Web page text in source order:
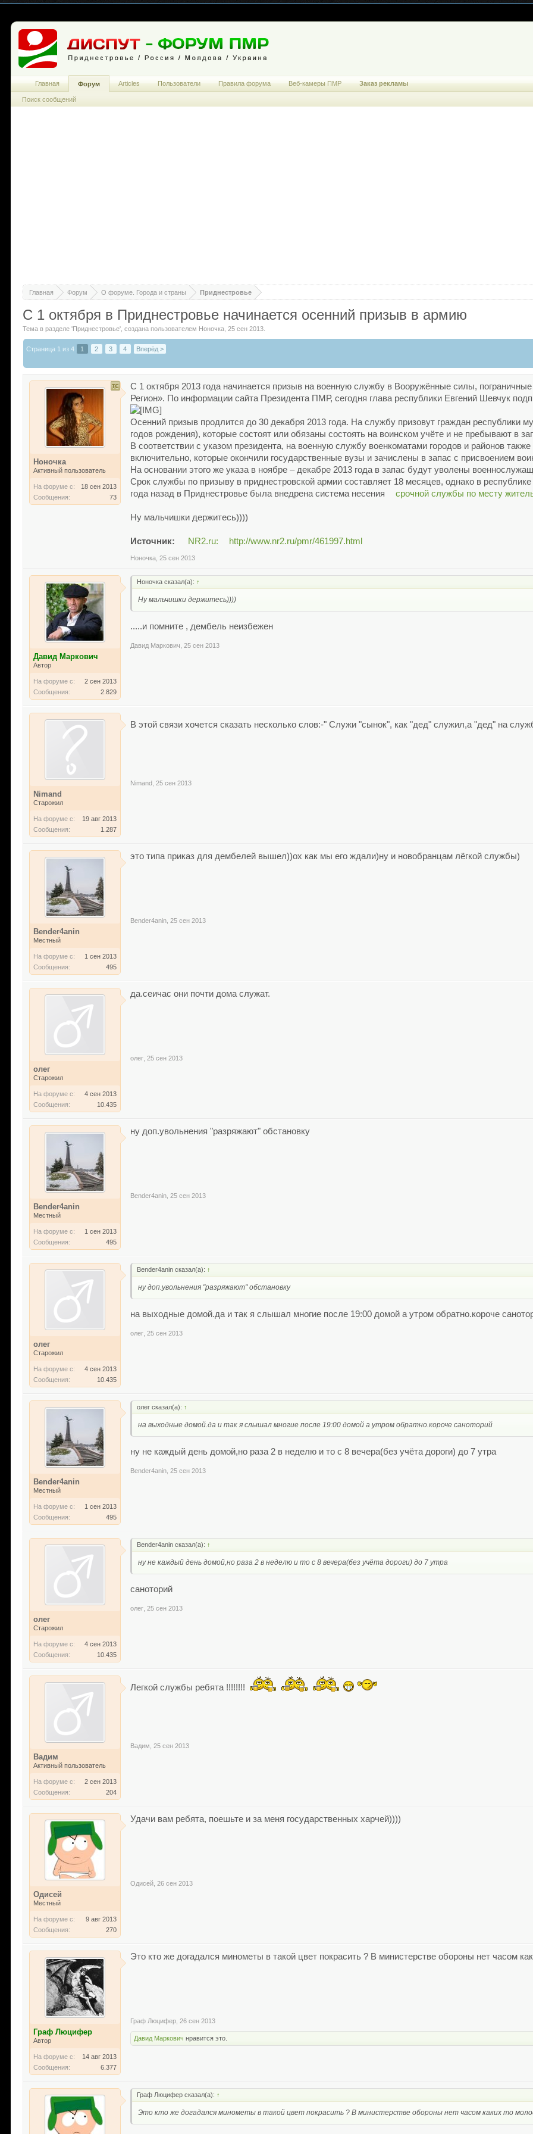
Главная Форум О форуме. Города и страны Приднестровье
С 1 октября в Приднестровье начинается осенний призыв в армию
Тема в разделе 'Приднестровье' , создана пользователем Ноночка ,25 сен 2013
Страница 1 из 4 1 2 3 4 Вперёд >
Ноночка
Активный пользователь
На форуме с:
18 сен 2013
Сообщения:
73
С 1 октября 2013 года начинается призыв на военную службу в Вооружённые силы,
Регион». По информации сайта Президента ПМР, сегодня глава республики Евгений Шевчук
Осенний призыв продлится до 30 декабря 2013 года. На службу призовут граждан республики
годов рождения), которые состоят или обязаны состоять на воинском учёте и не пребывают в
В соответствии с указом президента, на военную службу военкоматами городов и районов
включительно, которые окончили государственные вузы и зачислены в запас с присвоением
На основании этого же указа в ноябре – декабре 2013 года в запас будут уволены
Срок службы по призыву в приднестровской армии составляет 18 месяцев, однако в
года назад в Приднестровье была внедрена система несения
срочной службы по месту
Ну мальчишки держитесь))))
Источник: NR2.ru: http://www.nr2.ru/pmr/461997.html
Ноночка 25 сен 2013
Давид Маркович
Автор
На форуме с:
2 сен 2013
Сообщения:
2.829
Ноночка сказал(а): ↑
Ну мальчишки держитесь))))
.....и помните , дембель неизбежен
Давид Маркович 25 сен 2013
Nimand
Старожил
На форуме с:
19 авг 2013
Сообщения:
1.287
В этой связи хочется сказать несколько слов:-" Служи "сынок", как "дед" служил,а "дед" на
Nimand 25 сен 2013
Bender4anin
Местный
На форуме с:
1 сен 2013
Сообщения:
495
это типа приказ для дембелей вышел))ох как мы его ждали)ну и новобранцам лёгкой службы)
Bender4anin 25 сен 2013
олег
Старожил
На форуме с:
4 сен 2013
Сообщения:
10.435
да.сеичас они почти дома служат.
олег 25 сен 2013
Bender4anin
Местный
На форуме с:
1 сен 2013
Сообщения:
495
ну доп.увольнения "разряжают" обстановку
Bender4anin 25 сен 2013
олег
Старожил
На форуме с:
4 сен 2013
Сообщения:
10.435
Bender4anin сказал(а): ↑
ну доп.увольнения "разряжают" обстановку
на выходные домой.да и так я слышал многие после 19:00 домой а утром обратно.короче
олег 25 сен 2013
Bender4anin
Местный
На форуме с:
1 сен 2013
Сообщения:
495
олег сказал(а): ↑
на выходные домой.да и так я слышал многие после 19:00 домой а утром обратно.короче саноторий
ну не каждый день домой,но раза 2 в неделю и то с 8 вечера(без учёта дороги) до 7 утра
Bender4anin 25 сен 2013
олег
Старожил
На форуме с:
4 сен 2013
Сообщения:
10.435
Bender4anin сказал(а): ↑
ну не каждый день домой,но раза 2 в неделю и то с 8 вечера(без учёта дороги) до 7 утра
саноторий
олег 25 сен 2013
Вадим
Активный пользователь
На форуме с:
2 сен 2013
Сообщения:
204
Легкой службы ребята !!!!!!!!
Вадим 25 сен 2013
Одисей
Местный
На форуме с:
9 авг 2013
Сообщения:
270
Удачи вам ребята, поешьте и за меня государственных харчей))))
Одисей 26 сен 2013
Граф Люцифер
Автор
На форуме с:
14 авг 2013
Сообщения:
6.377
Это кто же догадался минометы в такой цвет покрасить ? В министерстве обороны нет часом
Граф Люцифер 26 сен 2013
Давид Маркович нравится это.
Граф Люцифер сказал(а): ↑
Это кто же догадался минометы в такой цвет покрасить ? В министерстве обороны нет часом каких то
Главная Форум
Поиск сообщений
Articles Пользователи Правила форума Веб-камеры ПМР Заказ рекламы